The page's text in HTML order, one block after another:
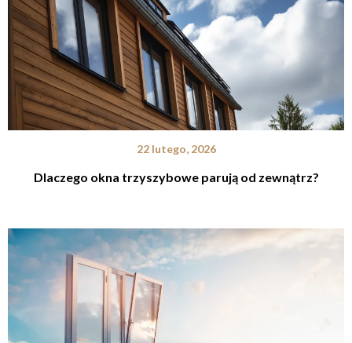
22 lutego, 2026
Dlaczego okna trzyszybowe parują od zewnątrz?